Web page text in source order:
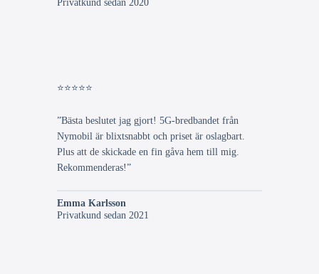
⭐⭐⭐⭐⭐
”Bästa beslutet jag gjort! 5G-bredbandet från
Nymobil är blixtsnabbt och priset är oslagbart.
Plus att de skickade en fin gåva hem till mig.
Rekommenderas!”
Emma Karlsson
Privatkund sedan 2021